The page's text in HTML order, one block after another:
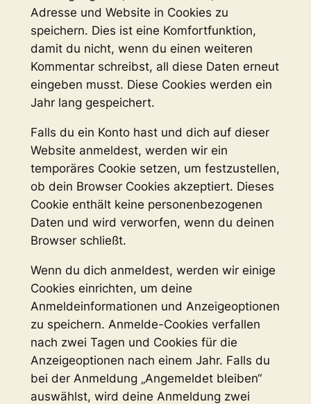
Adresse und Website in Cookies zu
speichern. Dies ist eine Komfortfunktion,
damit du nicht, wenn du einen weiteren
Kommentar schreibst, all diese Daten erneut
eingeben musst. Diese Cookies werden ein
Jahr lang gespeichert.
Falls du ein Konto hast und dich auf dieser
Website anmeldest, werden wir ein
temporäres Cookie setzen, um festzustellen,
ob dein Browser Cookies akzeptiert. Dieses
Cookie enthält keine personenbezogenen
Daten und wird verworfen, wenn du deinen
Browser schließt.
Wenn du dich anmeldest, werden wir einige
Cookies einrichten, um deine
Anmeldeinformationen und Anzeigeoptionen
zu speichern. Anmelde-Cookies verfallen
nach zwei Tagen und Cookies für die
Anzeigeoptionen nach einem Jahr. Falls du
bei der Anmeldung „Angemeldet bleiben“
auswählst, wird deine Anmeldung zwei